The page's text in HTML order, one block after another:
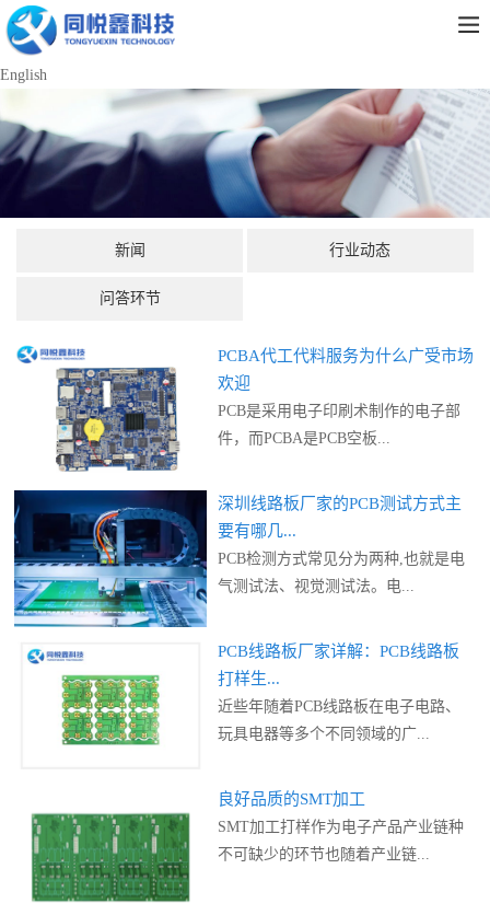
English
新闻 行业动态
问答环节
PCBA代工代料服务为什么广受市场
欢迎
PCB是采用电子印刷术制作的电子部
件，而PCBA是PCB空板...
深圳线路板厂家的PCB测试方式主
要有哪几...
PCB检测方式常见分为两种,也就是电
气测试法、视觉测试法。电...
PCB线路板厂家详解：PCB线路板
打样生...
近些年随着PCB线路板在电子电路、
玩具电器等多个不同领域的广...
良好品质的SMT加工
SMT加工打样作为电子产品产业链种
不可缺少的环节也随着产业链...